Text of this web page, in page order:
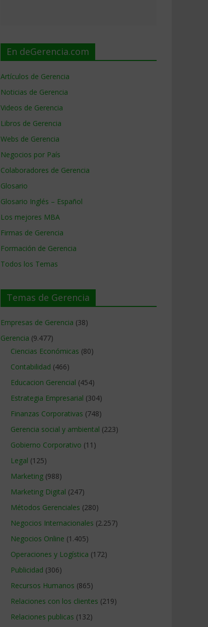
En deGerencia.com
Artículos de Gerencia
Noticias de Gerencia
Videos de Gerencia
Libros de Gerencia
Webs de Gerencia
Negocios por País
Colaboradores de Gerencia
Glosario
Glosario Inglés – Español
Los mejores MBA
Firmas de Gerencia
Formación de Gerencia
Todos los Temas
Temas de Gerencia
Empresas de Gerencia (38)
Gerencia (9.477)
Ciencias Económicas (80)
Contabilidad (466)
Educacion Gerencial (454)
Estrategia Empresarial (304)
Finanzas Corporativas (748)
Gerencia social y ambiental (223)
Gobierno Corporativo (11)
Legal (125)
Marketing (988)
Marketing Digital (247)
Métodos Gerenciales (280)
Negocios Internacionales (2.257)
Negocios Online (1.405)
Operaciones y Logística (172)
Publicidad (306)
Recursos Humanos (865)
Relaciones con los clientes (219)
Relaciones publicas (132)